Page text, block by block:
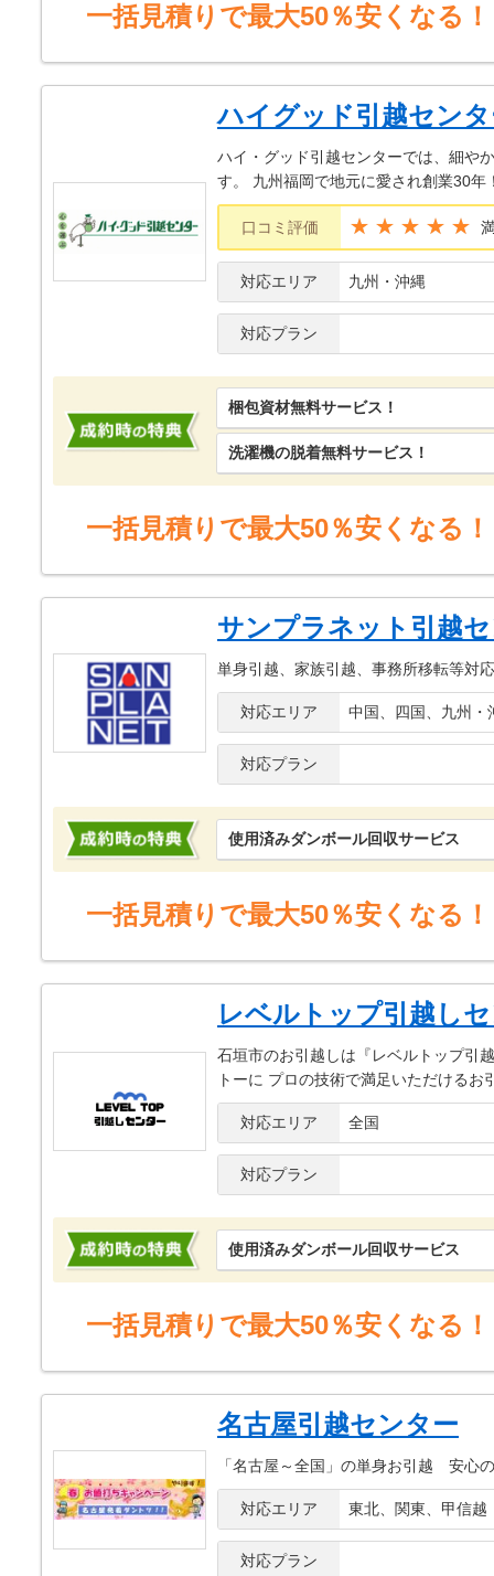
一括見積りで最大50％安くなる！
ハイグッド引越セン
ハイ・グッド引越センターでは、細や
す。 九州福岡で地元に愛され創業30
口コミ評価 ★★★★★
対応エリア 九州・沖縄
対応プラン
梱包資材無料サービス！
洗濯機の脱着無料サービス！
一括見積りで最大50％安くなる！
サンプラネット引越
単身引越、家族引越、事務所移転等対
対応エリア 中国、四国、九州・
対応プラン
使用済みダンボール回収サービス
一括見積りで最大50％安くなる！
レベルトップ引越し
石垣市のお引越しは『レベルトップ引
トーに プロの技術で満足いただけるお
対応エリア 全国
対応プラン
使用済みダンボール回収サービス
一括見積りで最大50％安くなる！
名古屋引越センター
「名古屋～全国」の単身お引越 安心
対応エリア 東北、関東、甲信越
対応プラン